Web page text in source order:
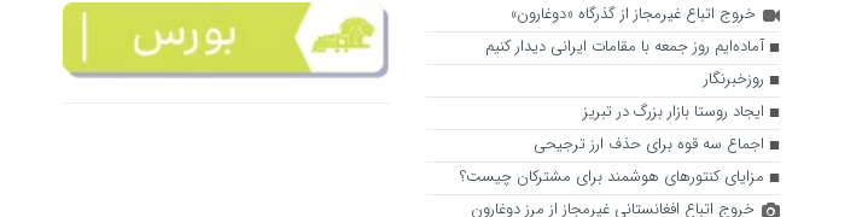
خروج اتباع غیرمجاز از گذرگاه «دوغارون»
آماده‌ایم روز جمعه با مقامات ایرانی دیدار کنیم
روزخبرنگار
ایجاد روستا بازار بزرگ در تبریز
اجماع سه قوه برای حذف ارز ترجیحی
مزایای کنتورهای هوشمند برای مشترکان چیست؟
خروج اتباع افغانستانی غیرمجاز از مرز دوغارون